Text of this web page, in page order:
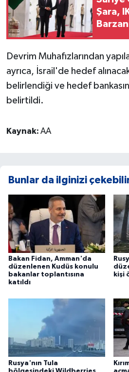
Şara,
Devrim Muhafızlarından
ayrıca, İsrail'de hedef
belirlendiği ve hedef
belirtildi.
Kaynak: AA
Bunlar da ilginizi
Bakan Fidan, Amman'da
düzenlenen Kudüs konulu
bakanlar toplantısına
katıldı
kişi
Rusya'nın Tula